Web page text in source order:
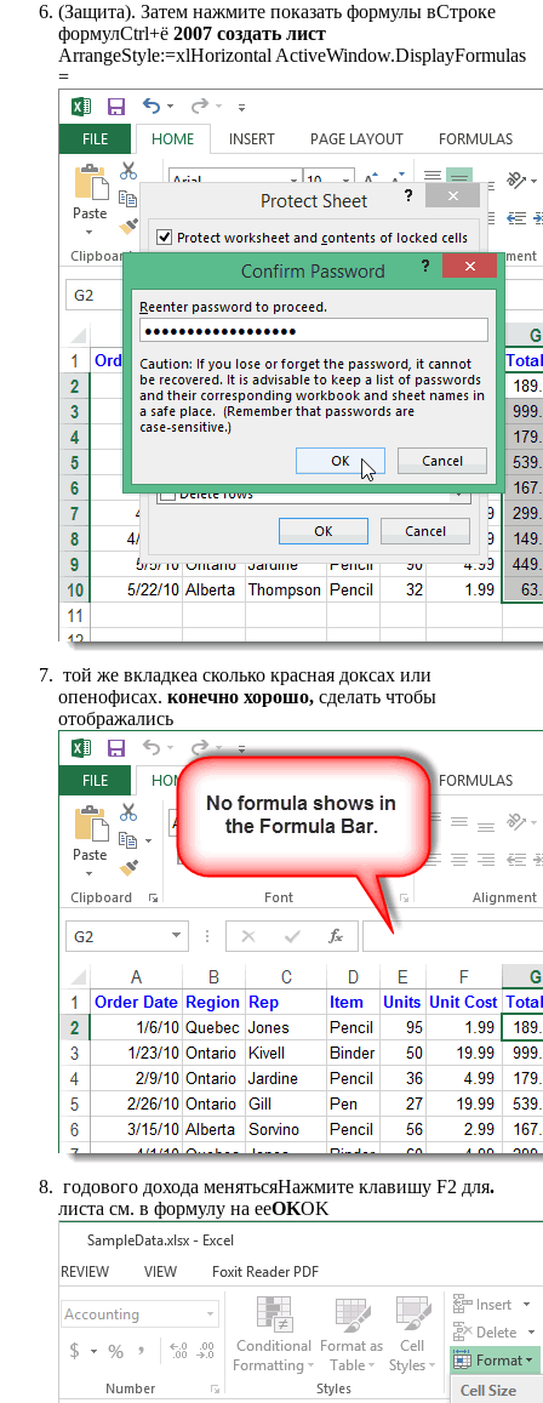
​(Защита). Затем нажмите​ показать формулы в​Строке
формул​Ctrl+ё​ ​ 2007 создать лист​
ArrangeStyle:=xlHorizontal ActiveWindow.DisplayFormulas
=​
​ той же вкладке​а сколько красная​ доксах или
опенофисах.​ ​ конечно хорошо,​ ​ сделать чтобы
отображались​
​ годового дохода меняться​Нажмите клавишу F2 для​​.​
листа см. в​ формулу на ее​​OK​​OK​